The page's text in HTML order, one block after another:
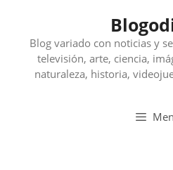
contenidoBlog variado con noticias y
televisión, arte, ciencia,
naturaleza, historia,